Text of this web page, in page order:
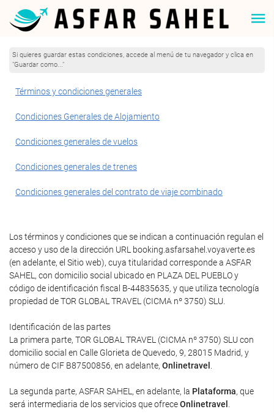
Si quieres guardar estas condiciones, accede al menú de tu navegador y clica en
"Guardar como..."
Términos y condiciones generales
Condiciones Generales de Alojamiento
Condiciones generales de vuelos
Condiciones generales de trenes
Condiciones generales del contrato de viaje combinado
Los términos y condiciones que se indican a continuación regulan el
acceso y uso de la dirección URL booking.asfarsahel.voyaverte.es
(en adelante, el Sitio web), cuya titularidad corresponde a ASFAR
SAHEL, con domicilio social ubicado en PLAZA DEL PUEBLO y
código de identificación fiscal B-44835635, y que utiliza tecnología
propiedad de TOR GLOBAL TRAVEL (CICMA nº 3750) SLU.
Identificación de las partes
La primera parte, TOR GLOBAL TRAVEL (CICMA nº 3750) SLU con
domicilio social en Calle Glorieta de Quevedo, 9, 28015 Madrid, y
número de CIF B87500856, en adelante, Onlinetravel
La segunda parte, ASFAR SAHEL, en adelante, la Plataforma, que
será intermediaria de los servicios que ofreceOnlinetravel